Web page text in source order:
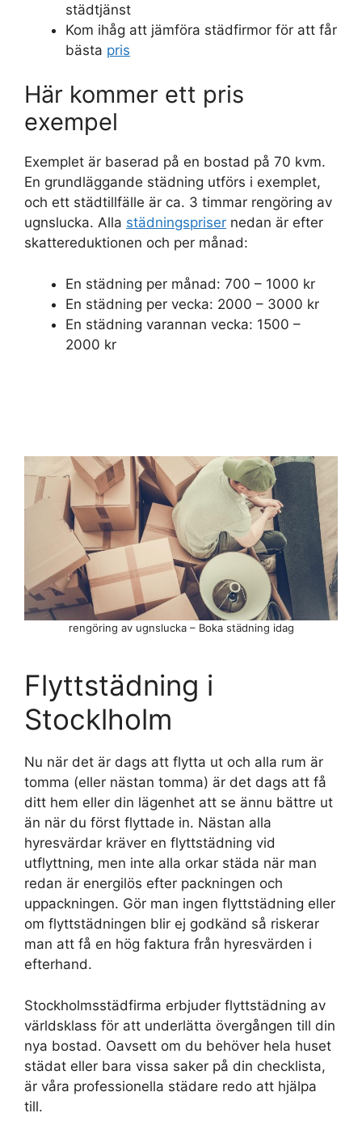
städtjänst
Kom ihåg att jämföra städfirmor för att får
bästa pris
Här kommer ett pris
exempel
Exemplet är baserad på en bostad på 70 kvm.
En grundläggande städning utförs i exemplet,
och ett städtillfälle är ca. 3 timmar rengöring av
ugnslucka. Alla städningspriser nedan är efter
skattereduktionen och per månad:
En städning per månad: 700 – 1000 kr
En städning per vecka: 2000 – 3000 kr
En städning varannan vecka: 1500 –
2000 kr
Flyttstädning i
Stocklholm
Nu när det är dags att flytta ut och alla rum är
tomma (eller nästan tomma) är det dags att få
ditt hem eller din lägenhet att se ännu bättre ut
än när du först flyttade in. Nästan alla
hyresvärdar kräver en flyttstädning vid
utflyttning, men inte alla orkar städa när man
redan är energilös efter packningen och
uppackningen. Gör man ingen flyttstädning eller
om flyttstädningen blir ej godkänd så riskerar
man att få en hög faktura från hyresvärden i
efterhand.
Stockholmsstädfirma erbjuder flyttstädning av
världsklass för att underlätta övergången till din
nya bostad. Oavsett om du behöver hela huset
städat eller bara vissa saker på din checklista,
är våra professionella städare redo att hjälpa
till.
rengöring av ugnslucka – Boka städning idag